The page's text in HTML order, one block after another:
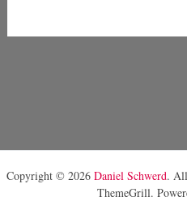
Copyright © 2026 Daniel Schwerd.
ThemeGrill.